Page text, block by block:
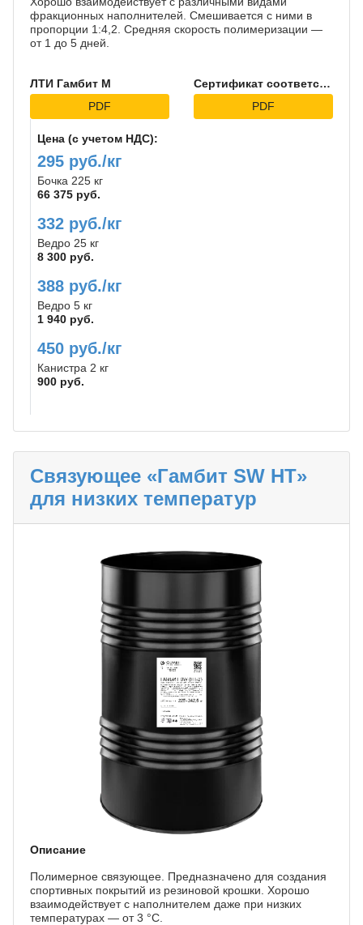
фракционных наполнителей. Смешивается с ними в
пропорции 1:4,2. Средняя скорость полимеризации —
от 1 до 5 дней.
ЛТИ Гамбит М
PDF
Сертификат соответствия
PDF
Цена (с учетом НДС):
295 руб./кг
Бочка 225 кг
66 375 руб.
332 руб./кг
Ведро 25 кг
8 300 руб.
388 руб./кг
Ведро 5 кг
1 940 руб.
450 руб./кг
Канистра 2 кг
900 руб.
Связующее «Гамбит SW НТ»
для низких температур
Описание
Полимерное связующее. Предназначено для создания
спортивных покрытий из резиновой крошки. Хорошо
взаимодействует с наполнителем даже при низких
температурах — от 3 °C.